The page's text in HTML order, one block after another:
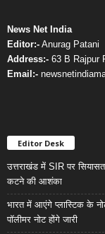
News Net India
Editor:- Anurag Patani
Address:- 63 B Rajpur
Email:-
Editor Desk
उत्तराखंड में SIR पर
कटने की आशंका
भारत में आएंगे प्लास्टिक के
पॉलीमर नोट होंगे जारी